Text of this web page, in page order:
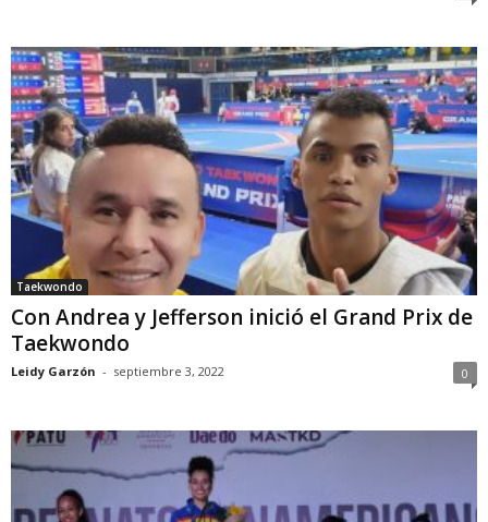
Taekwondo
Con Andrea y Jefferson inició el Grand Prix de
Taekwondo
Leidy Garzón - septiembre 3, 2022 0